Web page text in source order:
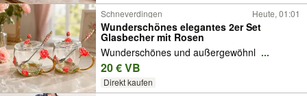
Schneverdingen
Heute, 01:01
Wunderschönes elegantes 2er Set
Glasbecher mit Rosen
Wunderschönes und außergewöhnl ...
20 € VB
Direkt kaufen